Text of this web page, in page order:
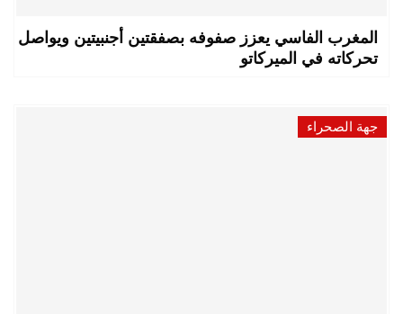
المغرب الفاسي يعزز صفوفه بصفقتين أجنبيتين ويواصل
تحركاته في الميركاتو
جهة الصحراء